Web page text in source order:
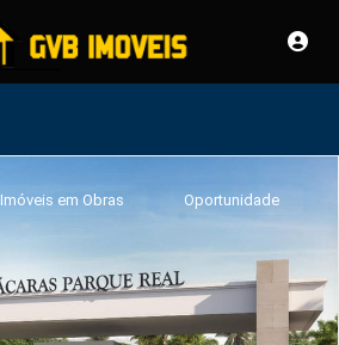
Imóveis em Obras Oportunidade